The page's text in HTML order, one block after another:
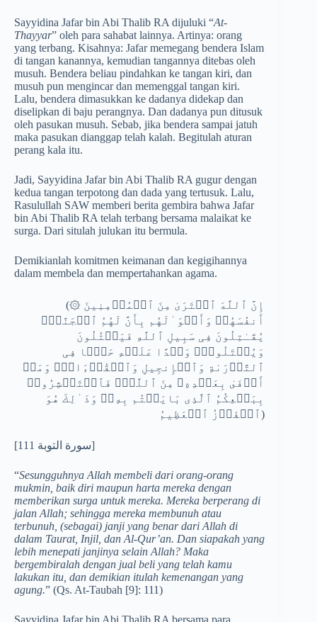
Sayyidina Jafar bin Abi Thalib RA dijuluki “At-
Thayyar” oleh para sahabat lainnya. Artinya: orang
yang terbang. Kisahnya: Jafar memegang bendera Islam
di tangan kanannya, kemudian tangannya ditebas oleh
musuh. Bendera beliau pindahkan ke tangan kiri, dan
musuh pun mengincar dan memenggal tangan kiri.
Lalu, bendera dimasukkan ke dadanya didekap dan
diselipkan di baju perangnya. Dan dadanya pun ditusuk
oleh pasukan musuh. Sebab, jika bendera sampai jatuh
maka pasukan dianggap telah kalah. Begitulah aturan
perang kala itu.
Jadi, Sayyidina Jafar bin Abi Thalib RA gugur dengan
kedua tangan terpotong dan dada yang tertusuk. Lalu,
Rasulullah SAW memberi berita gembira bahwa Jafar
bin Abi Thalib RA telah terbang bersama malaikat ke
surga. Dari situlah julukan itu bermula.
Demikianlah komitmen keimanan dan kegigihannya
dalam membela dan mempertahankan agama.
(۞ إِنَّ ٱللَّهَ ٱشۡتَرَىٰ مِنَ ٱلۡمُؤۡمِنِینَ
أَنفُسَهُمۡ وَأَمۡوَ ٰ⁠لَهُم بِأَنَّ لَهُمُ ٱلۡجَنَّةَۚ
یُقَـٰتِلُونَ فِی سَبِیلِ ٱللَّهِ فَیَقۡتُلُونَ
وَیُقۡتَلُونَۖ وَعۡدًا عَلَیۡهِ حَقࣰّا فِی
ٱلتَّوۡرَىٰةِ وَٱلۡإِنجِیلِ وَٱلۡقُرۡءَانِۚ وَمَنۡ
أَوۡفَىٰ بِعَهۡدِهِۦ مِنَ ٱللَّهِۚ فَٱسۡتَبۡشِرُوا۟
بِبَیۡعِكُمُ ٱلَّذِی بَایَعۡتُم بِهِۦۚ وَذَ ٰ⁠لِكَ هُوَ
ٱلۡفَوۡزُ ٱلۡعَظِیمُ)
[سورة التوبة 111]
“Sesungguhnya Allah membeli dari orang-orang
mukmin, baik diri maupun harta mereka dengan
memberikan surga untuk mereka. Mereka berperang di
jalan Allah; sehingga mereka membunuh atau
terbunuh, (sebagai) janji yang benar dari Allah di
dalam Taurat, Injil, dan Al-Qur’an. Dan siapakah yang
lebih menepati janjinya selain Allah? Maka
bergembiralah dengan jual beli yang telah kamu
lakukan itu, dan demikian itulah kemenangan yang
agung.” (Qs. At-Taubah [9]: 111)